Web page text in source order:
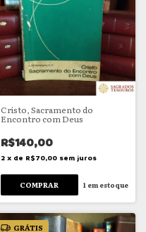
Cristo, Sacramento do
Encontro com Deus
R$140,00
2 x de R$70,00 sem juros
1 em estoque
GRÁTIS